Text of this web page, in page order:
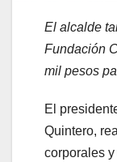
El alcalde
Fundación
mil pesos
El
Quintero,
corporales